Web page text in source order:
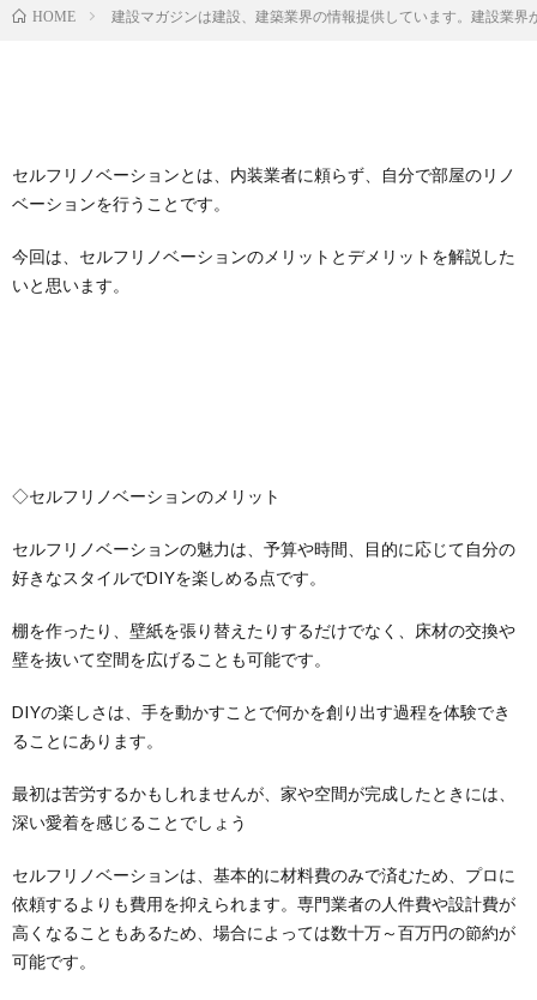
HOME 建設マガジンは建設、建築業界の情報提供しています。建設業
セルフリノベーションとは、内装業者に頼らず、自分で部屋のリノ
ベーションを行うことです。
今回は、セルフリノベーションのメリットとデメリットを解説した
いと思います。
◇セルフリノベーションのメリット
セルフリノベーションの魅力は、予算や時間、目的に応じて自分の
好きなスタイルでDIYを楽しめる点です。
棚を作ったり、壁紙を張り替えたりするだけでなく、床材の交換や
壁を抜いて空間を広げることも可能です。
DIYの楽しさは、手を動かすことで何かを創り出す過程を体験でき
ることにあります。
最初は苦労するかもしれませんが、家や空間が完成したときには、
深い愛着を感じることでしょう
セルフリノベーションは、基本的に材料費のみで済むため、プロに
依頼するよりも費用を抑えられます。専門業者の人件費や設計費が
高くなることもあるため、場合によっては数十万～百万円の節約が
可能です。